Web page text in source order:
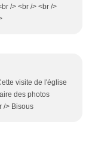
/> <br /> <br />
visite de l'église
des photos
/> Bisous